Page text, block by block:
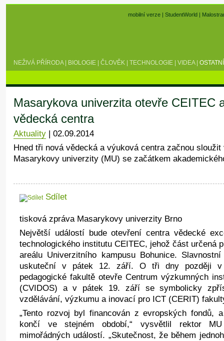
mobilní verze |StudentWorld |
NEŽIVÁ PŘÍRODA| BIOLOGIE | ČLOVĚK | TECHNOLOGIE | VIDEA| OSTATNÍ
Masarykova univerzita otevře CEITEC
vědecká centra
Aktuality| 02.09.2014
Hned tři nová vědecká a výuková centra začnou
Masarykovy univerzity (MU) se začátkem
Sdílet
tisková zpráva Masarykovy univerzity Brno
Největší událostí bude otevření centra vědecké
technologického institutu CEITEC, jehož část určená
areálu Univerzitního kampusu Bohunice.
uskuteční v pátek 12. září. O tři dny později
pedagogické fakultě otevře Centrum výzkumných
(CVIDOS) a v pátek 19. září se symbolicky
vzdělávání, výzkumu a inovací pro ICT (CERIT)
„Tento rozvoj byl financován z evropských fondů,
končí ve stejném období,“ vysvětlil rektor
mimořádných událostí. „Skutečnost, že během